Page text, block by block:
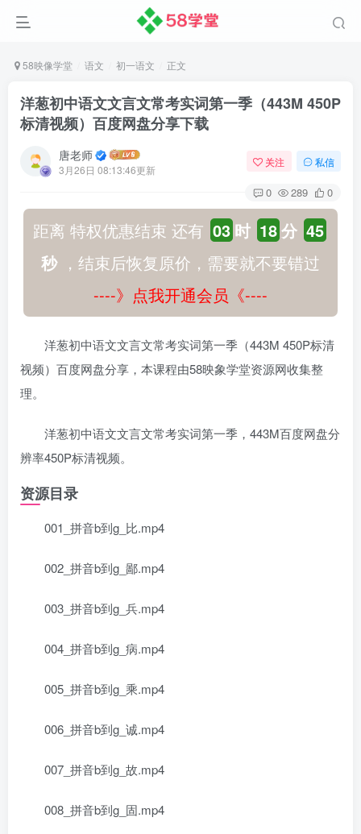
58映像学堂 语文 初一语文 正文
洋葱初中语文文言文常考实词第一季（443M 450P
标清视频）百度网盘分享下载
唐老师
3月26日 08:13:46更新
关注 私信
0 289 0
距离 特权优惠结束 还有 03 时 18分 44
秒，结束后恢复原价，需要就不要错过
----》点我开通会员《----
洋葱初中语文文言文常考实词第一季（443M 450P标清
视频）百度网盘分享，本课程由58映象学堂资源网收集整
理。
洋葱初中语文文言文常考实词第一季，443M百度网盘分
辨率450P标清视频。
资源目录
001_拼音b到g_比.mp4
002_拼音b到g_鄙.mp4
003_拼音b到g_兵.mp4
004_拼音b到g_病.mp4
005_拼音b到g_乘.mp4
006_拼音b到g_诚.mp4
007_拼音b到g_故.mp4
008_拼音b到g_固.mp4